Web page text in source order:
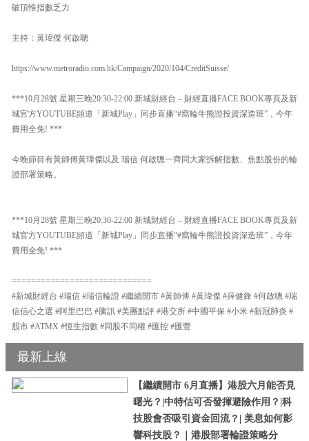
破頂惟指數乏力
主持：黃瑋傑 何啟聰
https://www.metroradio.com.hk/Campaign/2020/104/CreditSuisse/
***10月28號 星期三晚20:30-22:00 新城財經台 – 財經直播FACE BOOK專頁及新
城官方YOUTUBE頻道「新城Play」同步直播“#窩輪牛熊證投資深造班”，今年
費用全免! ***
今晚節目有黃師傅黃瑋傑以及 瑞信 何啟聰一齊同大家拆解指數、焦點股份的輪
證部署策略。
***10月28號 星期三晚20:30-22:00 新城財經台 – 財經直播FACE BOOK專頁及新
城官方YOUTUBE頻道「新城Play」同步直播“#窩輪牛熊證投資深造班”，今年
費用全免! ***
=============================
#新城財經台 #瑞信 #瑞信輪證 #繼續開市 #黃師傅 #黃瑋傑 #薛健鋒 #何啟聰 #瑞
信信心之選 #阿里巴巴 #騰訊 #美團點評 #港交所 #中國平保 #小米 #新冠肺炎 #
股市 #ATMX #恆生指數 #同股不同權 #匯控 #匯豐
最新上線
【繼續開市 6月直播】港股六月能否見
曙光？|中特估可否發揮避險作用？|科
技股會否吸引資金回流？| 美息如何影
響科技股？｜港股部署輪證策略分